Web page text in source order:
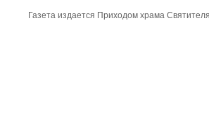
Газета издается Приходом храма